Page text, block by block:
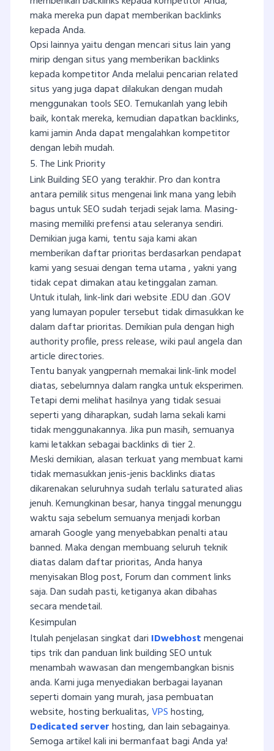
maka mereka pun dapat memberikan backlinks
kepada Anda.
Opsi lainnya yaitu dengan mencari situs lain yang
mirip dengan situs yang memberikan backlinks
kepada kompetitor Anda melalui pencarian related
situs yang juga dapat dilakukan dengan mudah
menggunakan tools SEO. Temukanlah yang lebih
baik, kontak mereka, kemudian dapatkan backlinks,
kami jamin Anda dapat mengalahkan kompetitor
dengan lebih mudah.
5. The Link Priority
Link Building SEO yang terakhir. Pro dan kontra
antara pemilik situs mengenai link mana yang lebih
bagus untuk SEO sudah terjadi sejak lama. Masing-
masing memiliki prefensi atau seleranya sendiri.
Demikian juga kami, tentu saja kami akan
memberikan daftar prioritas berdasarkan pendapat
kami yang sesuai dengan tema utama , yakni yang
tidak cepat dimakan atau ketinggalan zaman.
Untuk itulah, link-link dari website .EDU dan .GOV
yang lumayan populer tersebut tidak dimasukkan ke
dalam daftar prioritas. Demikian pula dengan high
authority profile, press release, wiki paul angela dan
article directories.
Tentu banyak yangpernah memakai link-link model
diatas, sebelumnya dalam rangka untuk eksperimen.
Tetapi demi melihat hasilnya yang tidak sesuai
seperti yang diharapkan, sudah lama sekali kami
tidak menggunakannya. Jika pun masih, semuanya
kami letakkan sebagai backlinks di tier 2.
Meski demikian, alasan terkuat yang membuat kami
tidak memasukkan jenis-jenis backlinks diatas
dikarenakan seluruhnya sudah terlalu saturated alias
jenuh. Kemungkinan besar, hanya tinggal menunggu
waktu saja sebelum semuanya menjadi korban
amarah Google yang menyebabkan penalti atau
banned. Maka dengan membuang seluruh teknik
diatas dalam daftar prioritas, Anda hanya
menyisakan Blog post, Forum dan comment links
saja. Dan sudah pasti, ketiganya akan dibahas
secara mendetail.
Kesimpulan
Itulah penjelasan singkat dari IDwebhostmengenai
tips trik dan panduan link building SEO untuk
menambah wawasan dan mengembangkan bisnis
anda. Kami juga menyediakan berbagai layanan
seperti domain yang murah, jasa pembuatan
website, hosting berkualitas,VPShosting,
Dedicated serverhosting, dan lain sebagainya.
Semoga artikel kali ini bermanfaat bagi Anda ya!